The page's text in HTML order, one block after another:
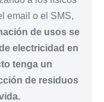
email o el SMS,
de usos se
electricidad en
tenga un
de residuos